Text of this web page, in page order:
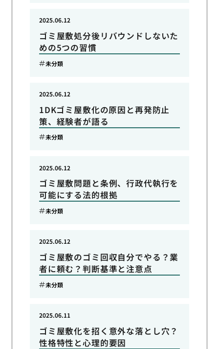
ゴミ屋敷処分後リバウンドしないた
めの5つの習慣
2025.06.12
未分類
1DKゴミ屋敷化の原因と再発防止
策、経験者が語る
2025.06.12
未分類
ゴミ屋敷問題と条例、行政代執行を
可能にする法的根拠
2025.06.12
未分類
ゴミ屋敷のゴミ回収自分でやる？業
者に頼む？判断基準と注意点
2025.06.12
未分類
ゴミ屋敷化を招く意外な落とし穴？
性格特性と心理的要因
2025.06.11